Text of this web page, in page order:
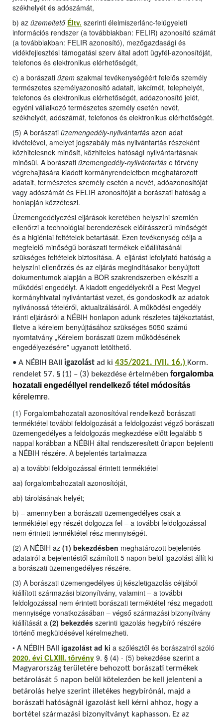
székhelyét és adószámát,
b) az üzemeltető Éltv. szerinti élelmiszerlánc-felügyeleti
információs rendszer (a továbbiakban: FELIR) azonosító számát
(a továbbiakban: FELIR azonosító), mezőgazdasági és
vidékfejlesztési támogatási szerv által adott ügyfél-azonosítóját,
telefonos és elektronikus elérhetőségét,
c) a borászati üzem szakmai tevékenységéért felelős személy
természetes személyazonosító adatait, lakcímét, telephelyét,
telefonos és elektronikus elérhetőségét, adóazonosító jelét,
egyéni vállalkozó természetes személy esetén nevét,
székhelyét, adószámát, telefonos és elektronikus elérhetőségét.
(5) A borászati üzemengedély-nyilvántartás azon adat
kivételével, amelyet jogszabály más nyilvántartás részeként
közhitelesnek minősít, közhiteles hatósági nyilvántartásnak
minősül. A borászati üzemengedély-nyilvántartás e törvény
végrehajtására kiadott kormányrendeletben meghatározott
adatait, természetes személy esetén a nevét, adóazonosítóját
vagy adószámát és FELIR azonosítóját a borászati hatóság a
honlapján közzéteszi.
Üzemengedélyezési eljárások keretében helyszíni szemlén
ellenőrzi a technológiai berendezések előírásszerű minőségét
és a higiéniai feltételek betartását. Ezen tevékenység célja a
megfelelő minőségű borászati termékek előállításánál
szükséges feltételek biztosítása. A eljárást lefolytató hatóság a
helyszíni ellenőrzés és az eljárás megindításakor benyújtott
dokumentumok alapján a BOR szakrendszerben elkészíti a
működési engedélyt. A kiadott engedélyekről a Pest Megyei
kormányhivatal nyilvántartást vezet, és gondoskodik az adatok
nyilvánossá tételéről, aktualizálásáról. A működési engedély
iránti eljárásról a NÉBIH honlapon adunk részletes tájékoztatást,
illetve a kérelem benyújtásához szükséges 5050 számú
nyomtatvány „Kérelem borászati üzem működésének
engedélyezésére” ugyanott letölthető.
• A NÉBIH BAII igazolást ad ki 435/2021. (VII. 16.) Korm.
rendelet 57. § (1) – (3) bekezdése értelmében forgalomba
hozatali engedéllyel rendelkező tétel módosítás
kérelemre.
(1) Forgalombahozatali azonosítóval rendelkező borászati
terméktétel további feldolgozását a feldolgozást végző borászati
üzemengedélyes a feldolgozás megkezdése előtt legalább 5
nappal korábban a NÉBIH által rendszeresített űrlapon bejelenti
a NÉBIH részére. A bejelentés tartalmazza
a) a további feldolgozással érintett terméktétel
aa) forgalombahozatali azonosítóját,
ab) tárolásának helyét;
b) – amennyiben a borászati üzemengedélyes csak a
terméktétel egy részét dolgozza fel – a további feldolgozással
nem érintett terméktétel rész mennyiségét.
(2) A NÉBIH az (1) bekezdésben meghatározott bejelentés
adatairól a bejelentéstől számított 5 napon belül igazolást állít ki
a borászati üzemengedélyes részére.
(3) A borászati üzemengedélyes új készletigazolás céljából
kiállított származási bizonyítvány, valamint – a további
feldolgozással nem érintett borászati terméktétel rész megadott
mennyisége vonatkozásában – végső származási bizonyítvány
kiállítását a (2) bekezdés szerinti igazolás hegybíró részére
történő megküldésével kérelmezheti.
• A NÉBIH BAII igazolást ad ki a szőlésztől és borászatról szóló
2020. évi CLXIII. törvény 9. § (4) - (5) bekezdése szerint a
Magyarország területére behozott borászati termékek
betárolását 5 napon belül kötelezően be kell jelenteni a
betárolás helye szerint illetékes hegybírónál, majd a
borászati hatóságnál igazolást kell kérni ahhoz, hogy a
bortétel származási bizonyítványt kaphasson. Ez az